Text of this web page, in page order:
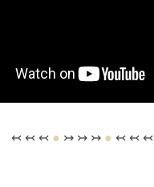
↢ ↢ ↢ ● ↣ ↣ ↣ ● ↢ ↢ ↢